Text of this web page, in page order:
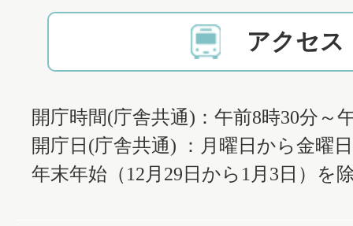
アクセス
開庁時間(庁舎共通)：午前8時30分～
開庁日(庁舎共通) ：月曜日から金曜
年末年始（12月29日から1月3日）を